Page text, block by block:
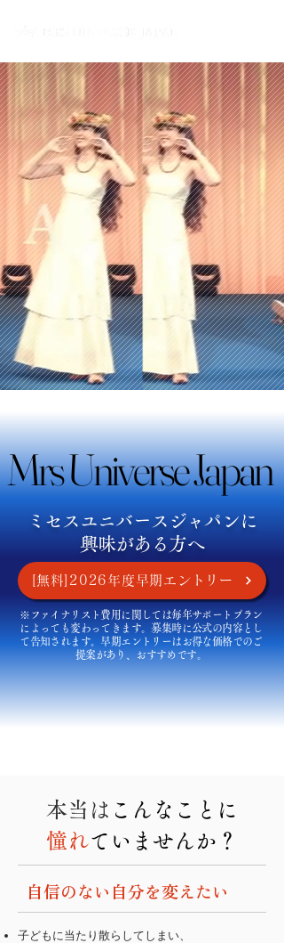
Mrs Universe Japan
Mrs Universe Japan
ミセスユニバースジャパンに
興味がある方へ
[無料]2026年度早期エントリー
※ファイナリスト費用に関しては毎年サポートプラン
によっても変わってきます。募集時に公式の内容とし
て告知されます。早期エントリーはお得な価格でのご
提案があり、おすすめです。
本当は こんなことに
憧れていませんか？
自信のない自分を変えたい
子どもに当たり散らしてしまい、